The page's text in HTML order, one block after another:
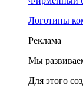
Логотипы
Реклама
Мы
Для этого